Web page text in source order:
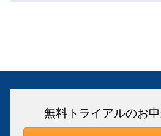
無料トライアルのお